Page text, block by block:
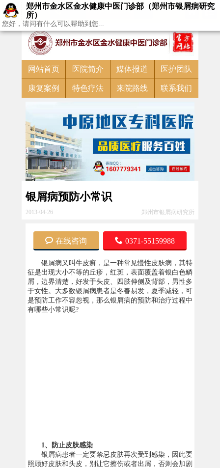
0371-55159988
预约挂号
网站首页 医院简介 媒体报道 医护团队
康复案例 特色疗法 来院路线 联系我们
银屑病预防小常识
2013-04-26 郑州市银屑病研究所
在线咨询 0371-55159988
银屑病又叫牛皮癣，是一种常见慢性皮肤病，其特
征是出现大小不等的丘疹，红斑，表面覆盖着银白色鳞
屑，边界清楚，好发于头皮、四肢伸侧及背部，男性多
于女性。大多数银屑病患者是冬春易发，夏季减轻，可
是预防工作不容忽视，那么银屑病的预防和治疗过程中
有哪些小常识呢?
1、防止皮肤感染
银屑病患者一定要禁忌皮肤再次受到感染，因此要
照顾好皮肤和头皮，别让它擦伤或者出屑，否则会加剧
郑州市金水区金水健康中医门诊部（郑州市银屑病研究
所）
您好，请问有什么可以帮助到您...